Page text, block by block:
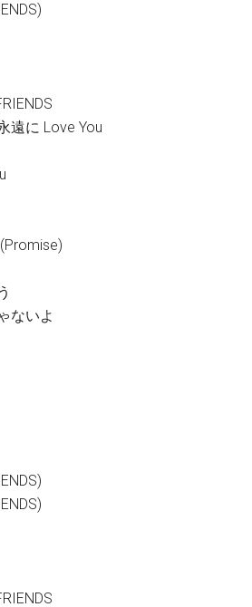
に Love You
ないよ